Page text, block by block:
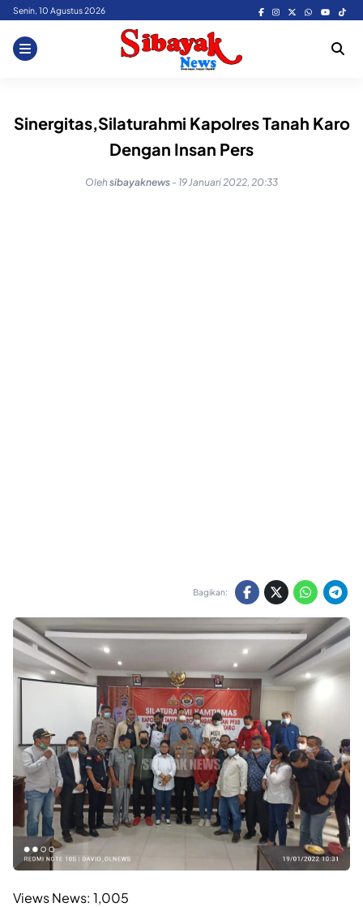
Skip
content
Senin, 10 Agustus 2026
Sinergitas,Silaturahmi Kapolres Tanah Karo
Dengan Insan Pers
Olehsibayaknews - 19 Januari 2022, 20:33
Bagikan:
Views News: 1,005